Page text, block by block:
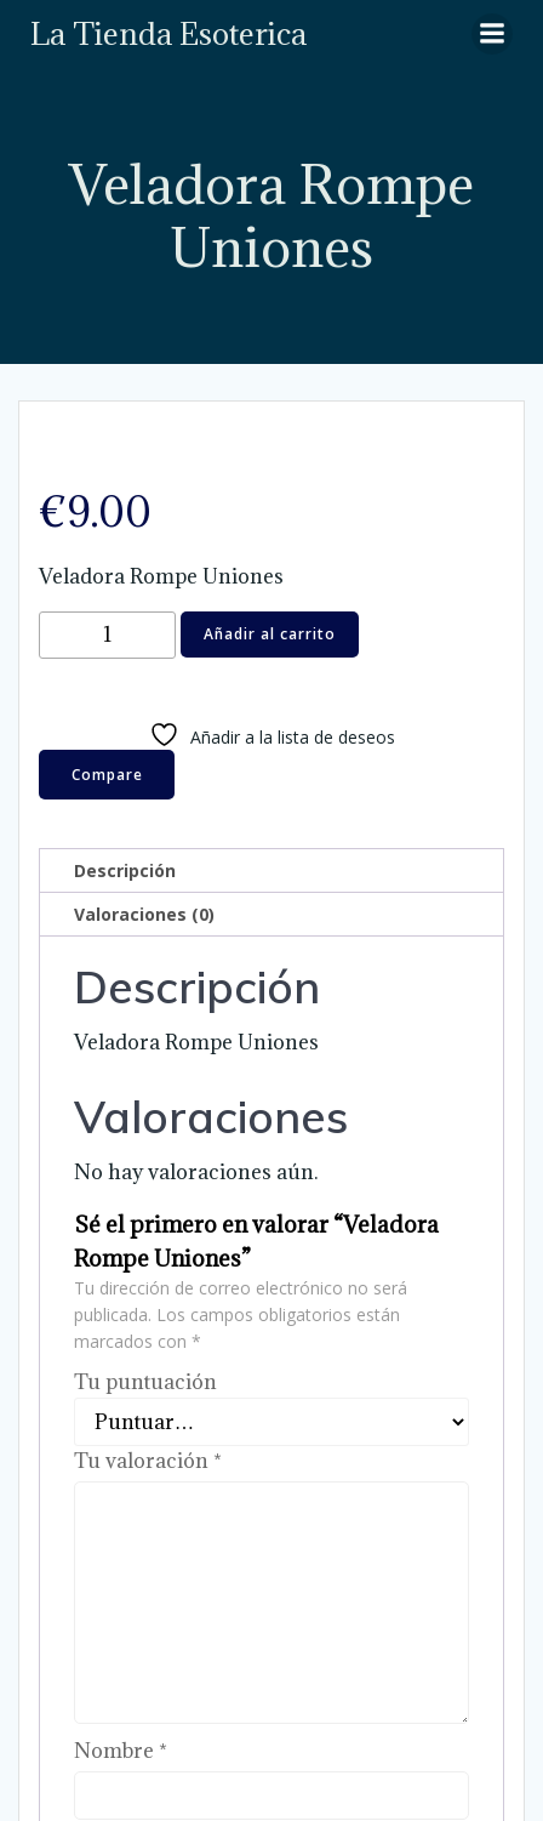
La Tienda Esoterica
Veladora Rompe
Uniones
€9.00
Veladora Rompe Uniones
Veladora
Rompe
Añadir al carrito
Añadir a la lista de deseos
Compare
Descripción
Valoraciones (0)
Descripción
Veladora Rompe Uniones
Valoraciones
No hay valoraciones aún.
Sé el primero en valorar “Veladora
Rompe Uniones”
Tu dirección de correo electrónico no será
publicada. Los campos obligatorios están
marcados con *
Tu puntuación
Tu valoración *
Nombre *